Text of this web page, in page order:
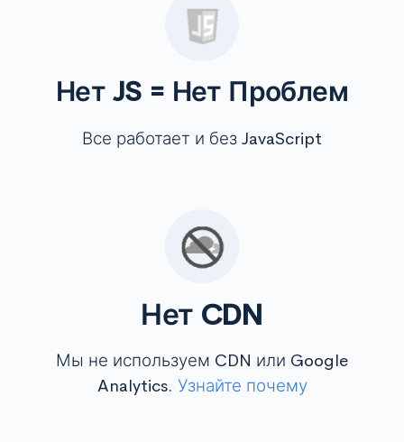
Нет JS = Нет Проблем
Все работает и без JavaScript
Нет CDN
Мы не используем CDN или Google
Analytics. Узнайте почему